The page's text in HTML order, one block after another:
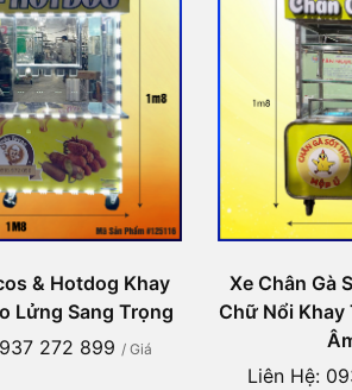
& Hotdog Khay
Lửng Sang Trọng
272 899 / Giá
Xe Chân Gà
Chữ Nổi
Liên Hệ: